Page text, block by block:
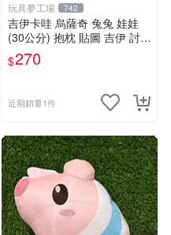
玩具夢工場 742
吉伊卡哇 烏薩奇 兔兔 娃娃
(30公分) 抱枕 貼圖 吉伊 討伐
棒 Chiikawa
$270
近期銷量1件